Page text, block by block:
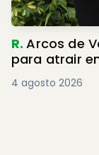
R.Arcos de
para atrair
4 agosto 2026